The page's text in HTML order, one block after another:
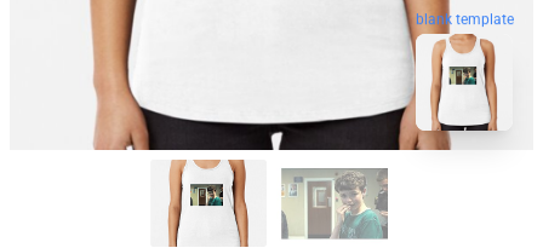
blank template